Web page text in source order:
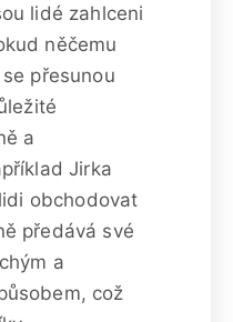
lidé zahlceni
něčemu
přesunou
a
Jirka
obchodovat
předává své
a
což